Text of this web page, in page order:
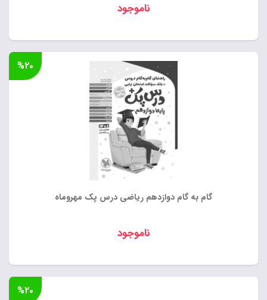
ناموجود
گام به گام دوازدهم ریاضی درس پک مهروماه
ناموجود
%۲۰
%۲۰